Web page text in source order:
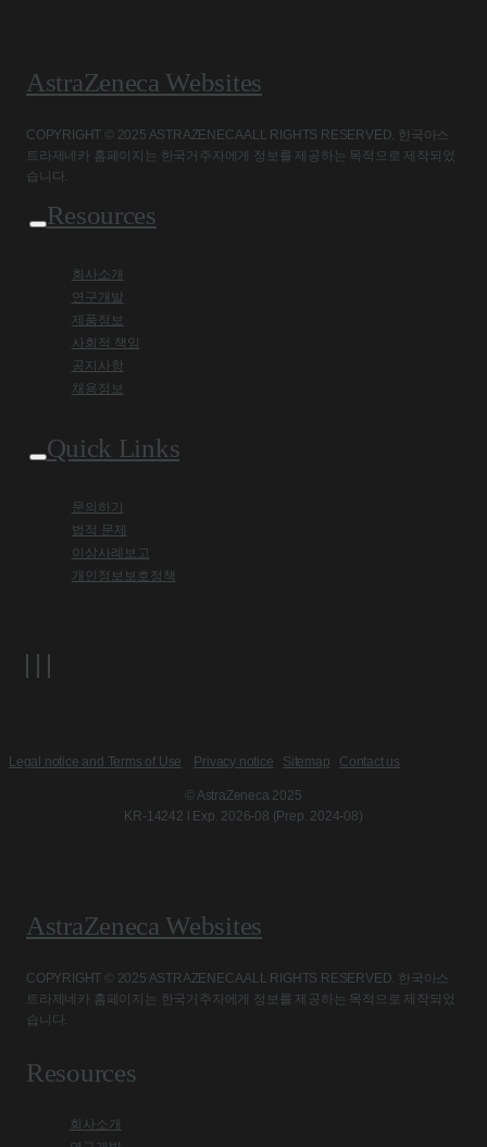
AstraZeneca Websites
COPYRIGHT © 2025 ASTRAZENECA ALL RIGHTS RESERVED. 한국아스
트라제네카 홈페이지는 한국거주자에게 정보를 제공하는 목적으로 제작되었
습니다.
Resources
회사소개
연구개발
제품정보
사회적 책임
공지사항
채용정보
Quick Links
문의하기
법적 문제
이상사례보고
개인정보보호정책
Legal notice and Terms of Use Privacy notice Sitemap Contact us
© AstraZeneca 2025
KR-14242 l Exp. 2026-08 (Prep. 2024-08)
AstraZeneca Websites
COPYRIGHT © 2025 ASTRAZENECA ALL RIGHTS RESERVED. 한국아스
트라제네카 홈페이지는 한국거주자에게 정보를 제공하는 목적으로 제작되었
습니다.
Resources
회사소개